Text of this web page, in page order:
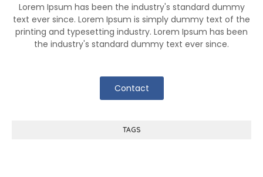
Lorem Ipsum has been the industry's standard dummy
text ever since. Lorem Ipsum is simply dummy text of the
printing and typesetting industry. Lorem Ipsum has been
the industry's standard dummy text ever since.
Contact
TAGS